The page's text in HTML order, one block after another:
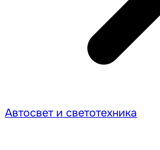
Автосвет и светотехника